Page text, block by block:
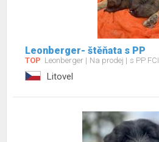
Leonberger- štěňata s PP
TOP Leonberger Na prodej s PP FCI
Litovel